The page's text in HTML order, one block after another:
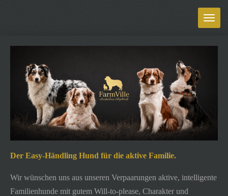
Der Easy-Händling Hund für die aktive Familie.
Wir wünschen uns aus unseren Verpaarungen aktive, intelligente
Familienhunde mit gutem Will-to-please, Charakter und